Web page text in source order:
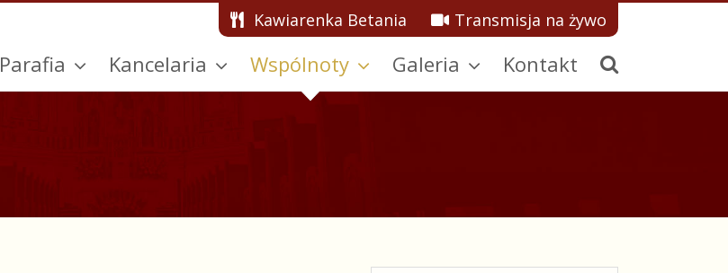
Kawiarenka Betania Transmisja na żywo
Parafia Kancelaria Wspólnoty Galeria Kontakt